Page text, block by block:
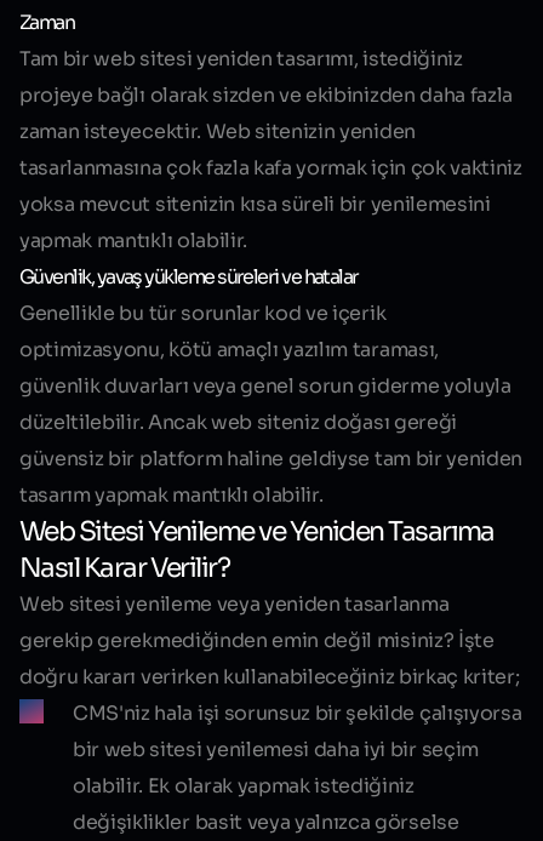
Zaman
Tam bir web sitesi yeniden tasarımı, istediğiniz
projeye bağlı olarak sizden ve ekibinizden daha fazla
zaman isteyecektir. Web sitenizin yeniden
tasarlanmasına çok fazla kafa yormak için çok vaktiniz
yoksa mevcut sitenizin kısa süreli bir yenilemesini
yapmak mantıklı olabilir.
Güvenlik, yavaş yükleme süreleri ve hatalar
Genellikle bu tür sorunlar kod ve içerik
optimizasyonu, kötü amaçlı yazılım taraması,
güvenlik duvarları veya genel sorun giderme yoluyla
düzeltilebilir. Ancak web siteniz doğası gereği
güvensiz bir platform haline geldiyse tam bir yeniden
tasarım yapmak mantıklı olabilir.
Web Sitesi Yenileme ve Yeniden Tasarıma
Nasıl Karar Verilir?
Web sitesi yenileme veya yeniden tasarlanma
gerekip gerekmediğinden emin değil misiniz? İşte
doğru kararı verirken kullanabileceğiniz birkaç kriter;
CMS'niz hala işi sorunsuz bir şekilde çalışıyorsa
bir web sitesi yenilemesi daha iyi bir seçim
olabilir. Ek olarak yapmak istediğiniz
değişiklikler basit veya yalnızca görselse